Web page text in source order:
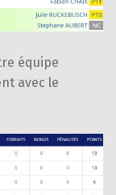
équipe
avec le